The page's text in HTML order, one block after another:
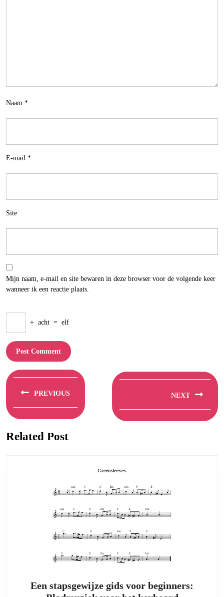
Naam *
E-mail *
Site
Mijn naam, e-mail en site bewaren in deze browser voor de volgende keer
wanneer ik een reactie plaats.
+ acht = elf
Berichtnavigatie
PREVIOUS
post:
NEXT
post:
Related Post
Een stapsgewijze gids voor beginners: